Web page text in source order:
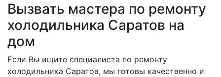
Вызвать мастера по ремонту
холодильника Саратов на
дом
Если Вы ищите специалиста по ремонту
холодильника Саратов, мы готовы качественно и